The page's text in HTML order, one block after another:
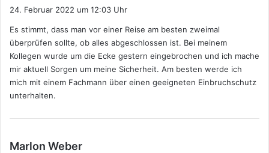
t
:
24. Februar 2022 um 12:03 Uhr
Es stimmt, dass man vor einer Reise am besten zweimal
überprüfen sollte, ob alles abgeschlossen ist. Bei meinem
Kollegen wurde um die Ecke gestern eingebrochen und ich mache
mir aktuell Sorgen um meine Sicherheit. Am besten werde ich
mich mit einem Fachmann über einen geeigneten Einbruchschutz
unterhalten.
Marlon Weber